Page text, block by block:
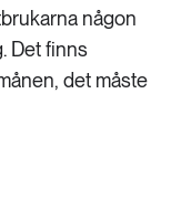
någon
Det finns
det måste